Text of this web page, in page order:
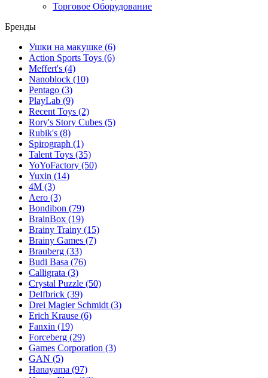
Торговое Оборудование
Бренды
Ушки на макушке (6)
Action Sports Toys (6)
Meffert's (4)
Nanoblock (10)
Pentago (3)
PlayLab (9)
Recent Toys (2)
Rory's Story Cubes (5)
Rubik's (8)
Spirograph (1)
Talent Toys (35)
YoYoFactory (50)
Yuxin (14)
4M (3)
Aero (3)
Bondibon (79)
BrainBox (19)
Brainy Trainy (15)
Brainy Games (7)
Brauberg (33)
Budi Basa (76)
Calligrata (3)
Crystal Puzzle (50)
Delfbrick (39)
Drei Magier Schmidt (3)
Erich Krause (6)
Fanxin (19)
Forceberg (29)
Games Corporation (3)
GAN (5)
Hanayama (97)